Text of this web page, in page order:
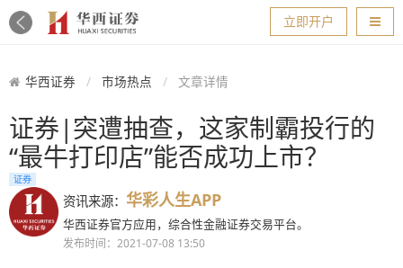
导航
立即开户
华西证券 市场热点 文章详情
证券|突遭抽查，这家制霸投行的
“最牛打印店”能否成功上市？
证券
资讯来源： 华彩人生APP
华西证券官方应用，综合性金融证券交易平台。
发布时间：2021-07-08 13:50